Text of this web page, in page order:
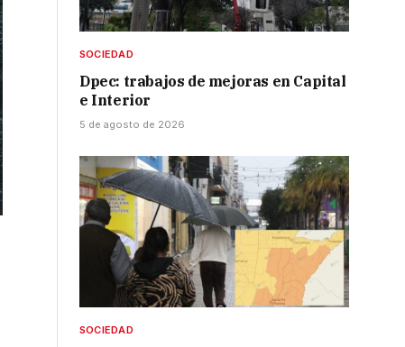
SOCIEDAD
Dpec: trabajos de mejoras en Capital
e Interior
5 de agosto de 2026
SOCIEDAD